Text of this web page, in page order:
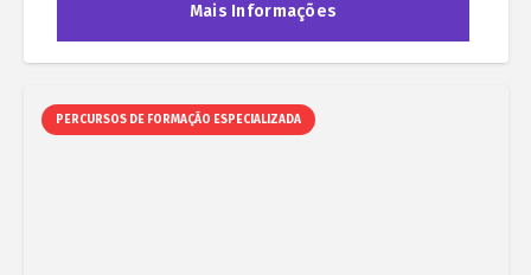
Mais Informações
PERCURSOS DE FORMAÇÃO ESPECIALIZADA